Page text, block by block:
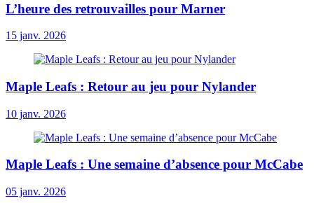
L’heure des retrouvailles pour Marner
15 janv. 2026
Maple Leafs : Retour au jeu pour Nylander
10 janv. 2026
Maple Leafs : Une semaine d’absence pour McCabe
05 janv. 2026